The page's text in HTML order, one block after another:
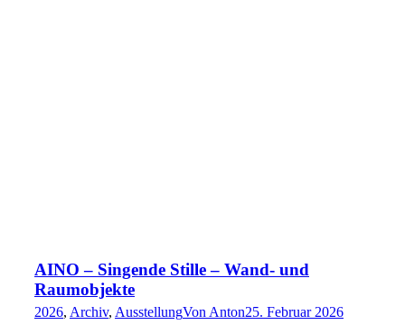
AINO – Singende Stille – Wand- und
Raumobjekte
2026, Archiv, AusstellungVon Anton25. Februar 2026